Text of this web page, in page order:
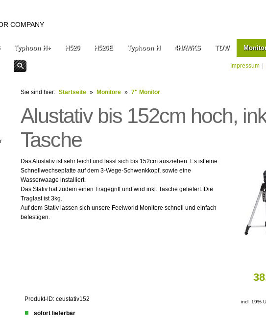
COMPANY
Typhoon H+ H520 H520E Typhoon H 4HAWKS TDW
Impressum
Sie sind hier: Startseite » Monitore » 7" Monitor
Alustativ bis 152cm hoch,
Tasche
Das Alustativ ist sehr leicht und lässt sich bis 152cm ausziehen. Es ist eine
Schnellwechseplatte auf dem 3-Wege-Schwenkkopf, sowie eine
Wasserwaage installiert.
Das Stativ hat zudem einen Tragegriff und wird inkl. Tasche geliefert. Die
Traglast ist 3kg.
Auf dem Stativ lassen sich unsere Feelworld Monitore schnell und einfach
befestigen.
Produkt-ID: ceustativ152 incl. 19%
sofort lieferbar